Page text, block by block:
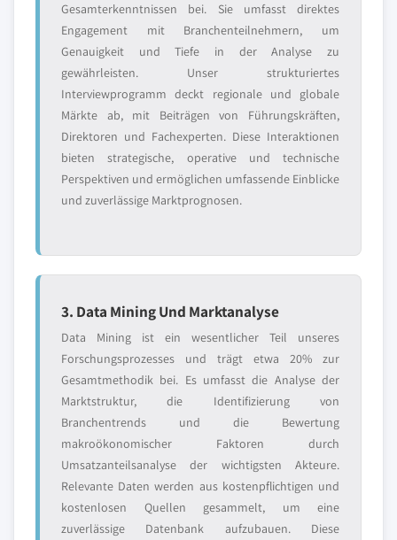
Gesamterkenntnissen bei. Sie umfasst direktes
Engagement mit Branchenteilnehmern, um
Genauigkeit und Tiefe in der Analyse zu
gewährleisten. Unser strukturiertes
Interviewprogramm deckt regionale und globale
Märkte ab, mit Beiträgen von Führungskräften,
Direktoren und Fachexperten. Diese Interaktionen
bieten strategische, operative und technische
Perspektiven und ermöglichen umfassende Einblicke
und zuverlässige Marktprognosen.
3. Data Mining Und Marktanalyse
Data Mining ist ein wesentlicher Teil unseres
Forschungsprozesses und trägt etwa 20% zur
Gesamtmethodik bei. Es umfasst die Analyse der
Marktstruktur, die Identifizierung von
Branchentrends und die Bewertung
makroökonomischer Faktoren durch
Umsatzanteilsanalyse der wichtigsten Akteure.
Relevante Daten werden aus kostenpflichtigen und
kostenlosen Quellen gesammelt, um eine
zuverlässige Datenbank aufzubauen. Diese